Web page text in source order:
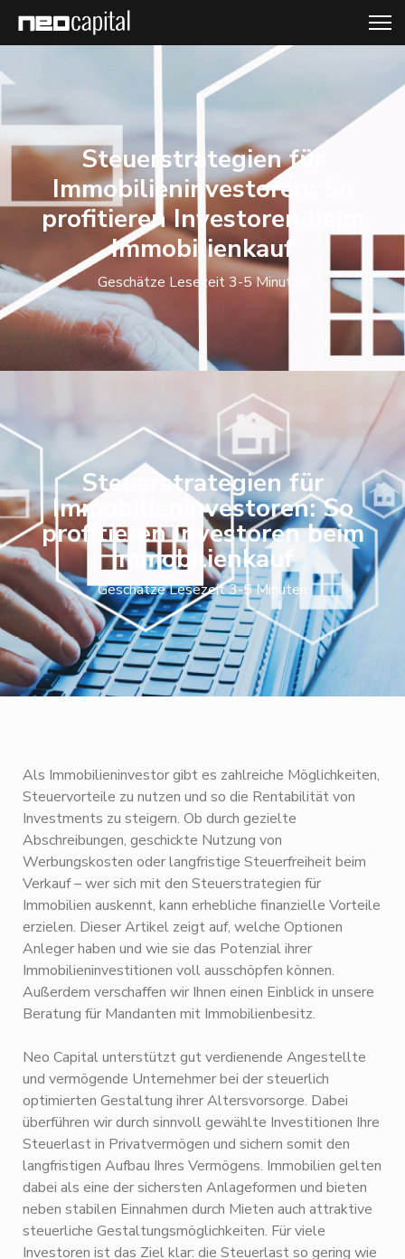
Steuerstrategien für
Immobilieninvestoren: So
profitieren Investoren beim
Immobilienkauf
Geschätze Lesezeit 3-5 Minuten
Steuerstrategien für
Immobilieninvestoren: So
profitieren Investoren beim
Immobilienkauf
Geschätze Lesezeit 3-5 Minuten
Als Immobilieninvestor gibt es zahlreiche Möglichkeiten,
Steuervorteile zu nutzen und so die Rentabilität von
Investments zu steigern. Ob durch gezielte
Abschreibungen, geschickte Nutzung von
Werbungskosten oder langfristige Steuerfreiheit beim
Verkauf – wer sich mit den Steuerstrategien für
Immobilien auskennt, kann erhebliche finanzielle Vorteile
erzielen. Dieser Artikel zeigt auf, welche Optionen
Anleger haben und wie sie das Potenzial ihrer
Immobilieninvestitionen voll ausschöpfen können.
Außerdem verschaffen wir Ihnen einen Einblick in unsere
Beratung für Mandanten mit Immobilienbesitz.
Neo Capital unterstützt gut verdienende Angestellte
und vermögende Unternehmer bei der steuerlich
optimierten Gestaltung ihrer Altersvorsorge. Dabei
überführen wir durch sinnvoll gewählte Investitionen Ihre
Steuerlast in Privatvermögen und sichern somit den
langfristigen Aufbau Ihres Vermögens. Immobilien gelten
dabei als eine der sichersten Anlageformen und bieten
neben stabilen Einnahmen durch Mieten auch attraktive
steuerliche Gestaltungsmöglichkeiten. Für viele
Investoren ist das Ziel klar: die Steuerlast so gering wie